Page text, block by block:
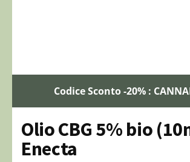
Codice Sconto -20% :
Olio CBG 5% bio
Enecta